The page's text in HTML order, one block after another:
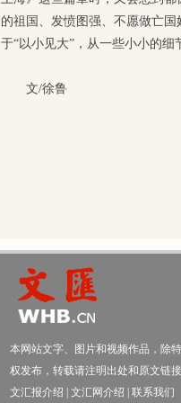
的祖国、发愤图强、不愿做亡
于“以小见大”，从一些小小的
文/徐鲁
本网站文字、图片和视频作品，除
权发布，转载请注明出处和原文链接
文汇报介绍
文汇网介绍 联系我们